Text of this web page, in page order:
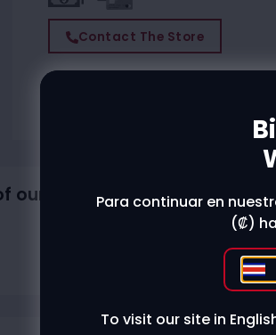
Contact The Store
our physical stores?
Para continuar en
(₡)
To visit our site in